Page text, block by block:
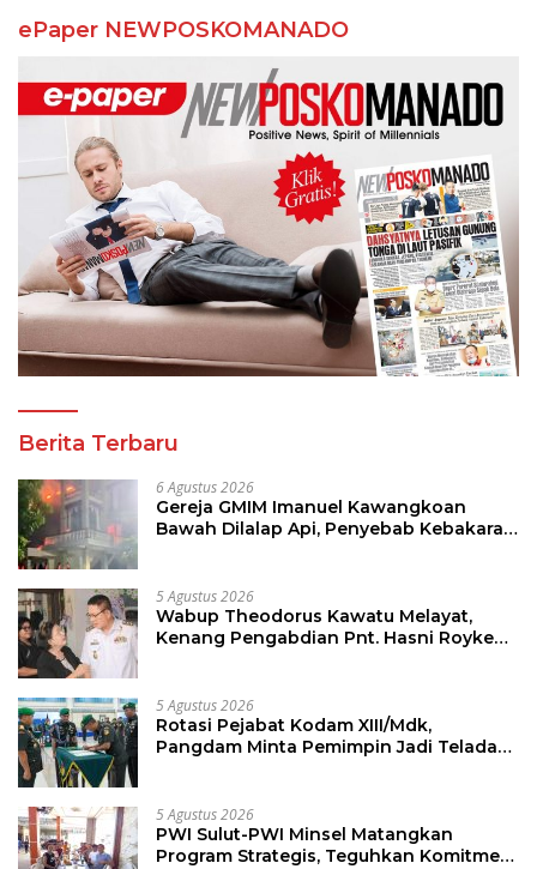
ePaper NEWPOSKOMANADO
Berita Terbaru
6 Agustus 2026
Gereja GMIM Imanuel Kawangkoan
Bawah Dilalap Api, Penyebab Kebakaran
5 Agustus 2026
Wabup Theodorus Kawatu Melayat,
Kenang Pengabdian Pnt. Hasni Royke
5 Agustus 2026
Rotasi Pejabat Kodam XIII/Mdk,
Pangdam Minta Pemimpin Jadi Teladan
5 Agustus 2026
PWI Sulut-PWI Minsel Matangkan
Program Strategis, Teguhkan Komitmen